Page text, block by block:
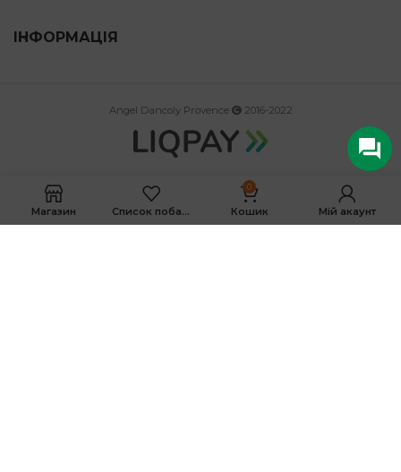
ІНФОРМАЦІЯ
Angel Dancoly Provence 2016-2022
Магазин Список побажань
0
Кошик Мій акаунт